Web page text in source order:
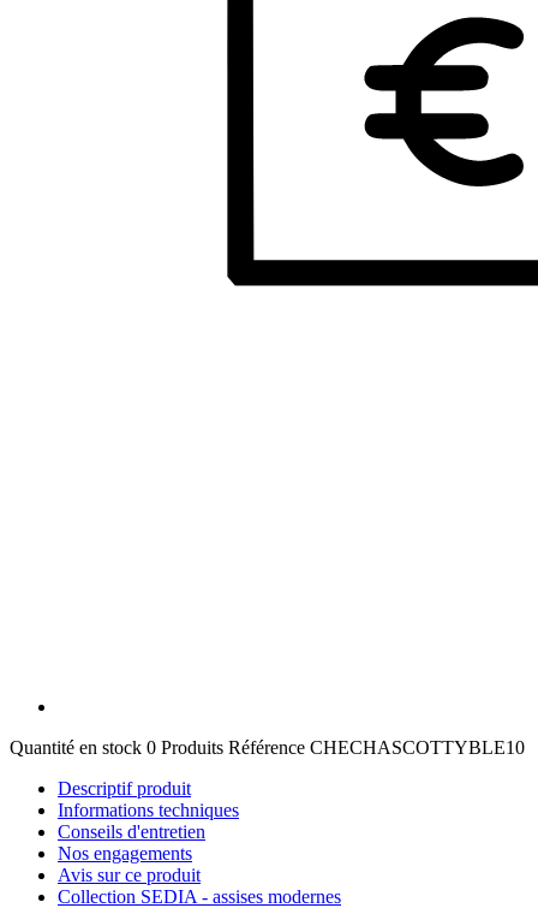
Quantité en stock 0 Produits Référence CHECHASCOTTYBLE10
Descriptif produit
Informations techniques
Conseils d'entretien
Nos engagements
Avis sur ce produit
Collection SEDIA - assises modernes